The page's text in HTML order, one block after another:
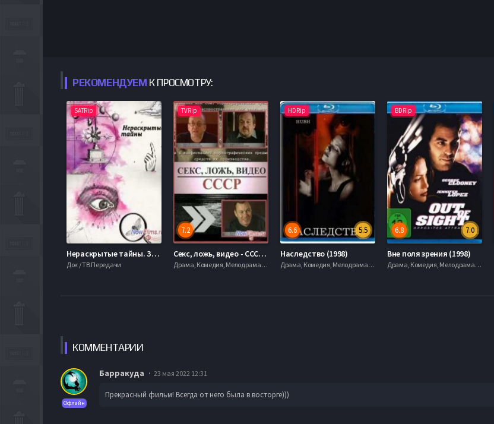
РЕКОМЕНДУЕМ К ПРОСМОТРУ:
SATRip
Нераскрытые тайны. Зачем большевики изучали оккультные науки (2014)
Док / ТВ Передачи
TVRip
7.2
Секс, ложь, видео - СССР (2005)
Драма, Комедия, Мелодрама, Фэнтези, 720hd, mobilen
HDRip
5.5
6.6
Наследство (1998)
Драма, Комедия, Мелодрама, Фэнтези, 720hd, mobilen
BDRip
7.0
6.8
Вне поля зрения (1998)
Драма, Комедия, Мелодрама, Фэнтези, 720hd, mobilen
КОММЕНТАРИИ
Офлайн
Барракуда 23 мая 2022 12:31
Прекрасный фильм! Всегда от него была в восторге)))